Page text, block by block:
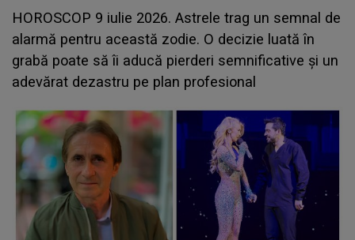
HOROSCOP 9 iulie 2026. Astrele trag un semnal de
alarmă pentru această zodie. O decizie luată în
grabă poate să îi aducă pierderi semnificative și un
adevărat dezastru pe plan profesional